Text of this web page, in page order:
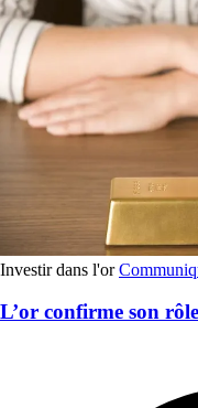
Investir dans l'or
L’or confirme son